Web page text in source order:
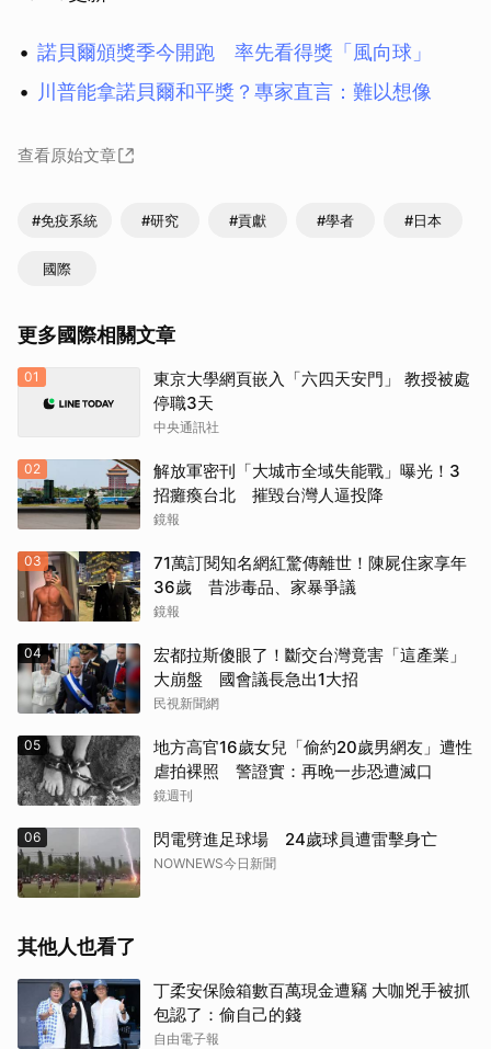
諾貝爾頒獎季今開跑 率先看得獎「風向球」
川普能拿諾貝爾和平獎？專家直言：難以想像
查看原始文章
#免疫系統 #研究 #貢獻 #學者 #日本
國際
更多國際相關文章
01
東京大學網頁嵌入「六四天安門」 教授被處
停職3天
中央通訊社
02
解放軍密刊「大城市全域失能戰」曝光！3
招癱瘓台北 摧毀台灣人逼投降
鏡報
03
71萬訂閱知名網紅驚傳離世！陳屍住家享年
36歲 昔涉毒品、家暴爭議
鏡報
04
宏都拉斯傻眼了！斷交台灣竟害「這產業」
大崩盤 國會議長急出1大招
民視新聞網
05
地方高官16歲女兒「偷約20歲男網友」遭性
虐拍裸照 警證實：再晚一步恐遭滅口
鏡週刊
06 閃電劈進足球場 24歲球員遭雷擊身亡
NOWNEWS今日新聞
其他人也看了
丁柔安保險箱數百萬現金遭竊 大咖兇手被抓
包認了：偷自己的錢
自由電子報